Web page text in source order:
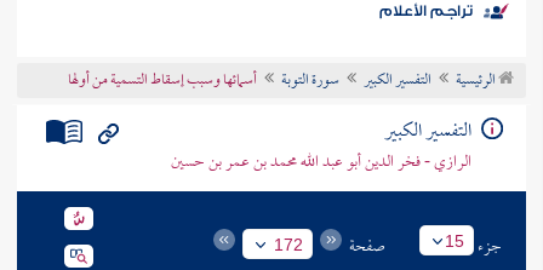
موضوعي
تراجم الأعلام
الرئيسية التفسير الكبير سورة التوبة أسمائها وسبب إسقاط التسمية من أولها
التفسير الكبير
الرازي - فخر الدين أبو عبد الله محمد بن عمر بن حسين
جزء 15 صفحة 172